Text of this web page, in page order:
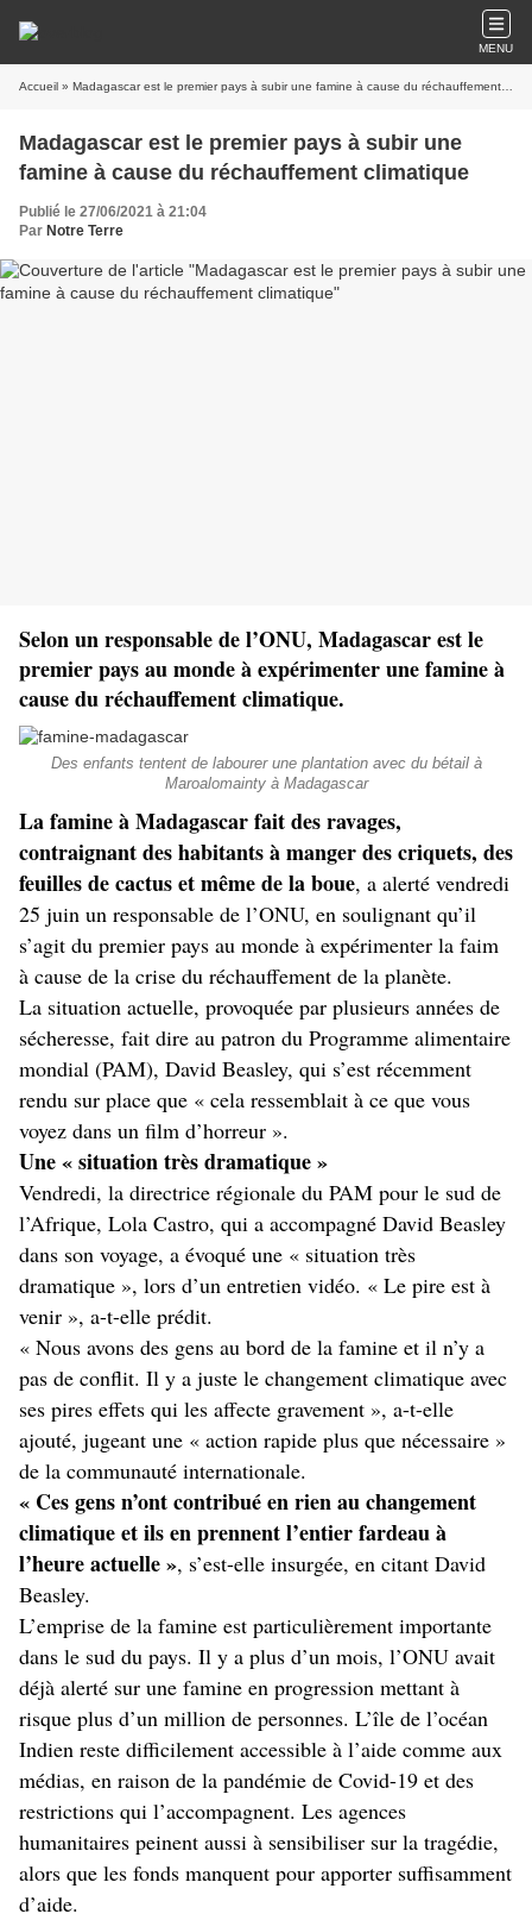
MENU
Accueil » Madagascar est le premier pays à subir une famine à cause du réchauffement climatique
Madagascar est le premier pays à subir une
famine à cause du réchauffement climatique
Publié le 27/06/2021 à 21:04
Par Notre Terre
Selon un responsable de l’ONU, Madagascar est le
premier pays au monde à expérimenter une famine à
cause du réchauffement climatique.
Des enfants tentent de labourer une plantation avec du bétail à
Maroalomainty à Madagascar
La famine à Madagascar fait des ravages,
contraignant des habitants à manger des criquets, des
feuilles de cactus et même de la boue, a alerté vendredi
25 juin un responsable de l’ONU, en soulignant qu’il
s’agit du premier pays au monde à expérimenter la faim
à cause de la crise du réchauffement de la planète.
La situation actuelle, provoquée par plusieurs années de
sécheresse, fait dire au patron du Programme alimentaire
mondial (PAM), David Beasley, qui s’est récemment
rendu sur place que « cela ressemblait à ce que vous
voyez dans un film d’horreur ».
Une « situation très dramatique »
Vendredi, la directrice régionale du PAM pour le sud de
l’Afrique, Lola Castro, qui a accompagné David Beasley
dans son voyage, a évoqué une « situation très
dramatique », lors d’un entretien vidéo. « Le pire est à
venir », a-t-elle prédit.
« Nous avons des gens au bord de la famine et il n’y a
pas de conflit. Il y a juste le changement climatique avec
ses pires effets qui les affecte gravement », a-t-elle
ajouté, jugeant une « action rapide plus que nécessaire »
de la communauté internationale.
« Ces gens n’ont contribué en rien au changement
climatique et ils en prennent l’entier fardeau à
l’heure actuelle », s’est-elle insurgée, en citant David
Beasley.
L’emprise de la famine est particulièrement importante
dans le sud du pays. Il y a plus d’un mois, l’ONU avait
déjà alerté sur une famine en progression mettant à
risque plus d’un million de personnes. L’île de l’océan
Indien reste difficilement accessible à l’aide comme aux
médias, en raison de la pandémie de Covid-19 et des
restrictions qui l’accompagnent. Les agences
humanitaires peinent aussi à sensibiliser sur la tragédie,
alors que les fonds manquent pour apporter suffisamment
d’aide.